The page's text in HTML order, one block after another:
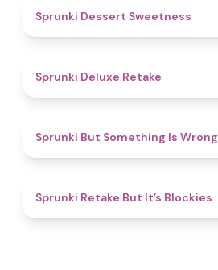
Sprunki Dessert Sweetness
Sprunki Deluxe Retake
Sprunki But Something Is Wrong
Sprunki Retake But It’s Blockies